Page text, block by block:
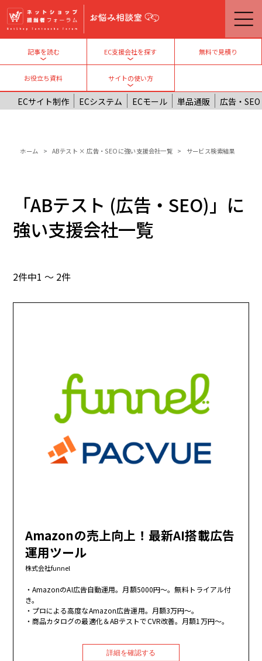
メインコンテンツに移動
記事を読む
Toggle submenu
EC支援会社を探す
Toggle submenu
無料で見積り
お役立ち資料
サイトの使い方
Toggle submenu
ECサイト制作 ECシステム ECモール 単品通販 広告・SEO
パンくず
ホーム ABテスト × 広告・SEOに強い支援会社一覧 サービス検索結果
「ABテスト (広告・SEO)」に
強い支援会社一覧
2件中1 ～ 2件
Amazonの売上向上！最新AI搭載広告
運用ツール
株式会社funnel
AmazonのAI広告自動運用。月額5000円～。無料トライアル付
き。
プロによる高度なAmazon広告運用。月額3万円～。
商品カタログの最適化＆ABテストでCVR改善。月額1万円～。
詳細を確認する